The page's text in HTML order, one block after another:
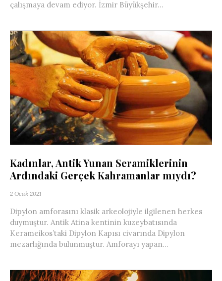
çalışmaya devam ediyor. İzmir Büyükşehir...
Kadınlar, Antik Yunan Seramiklerinin
Ardındaki Gerçek Kahramanlar mıydı?
2 Ocak 2021
Dipylon amforasını klasik arkeolojiyle ilgilenen herkes
duymuştur. Antik Atina kentinin kuzeybatısında
Kerameikos’taki Dipylon Kapısı civarında Dipylon
mezarlığında bulunmuştur. Amforayı yapan...